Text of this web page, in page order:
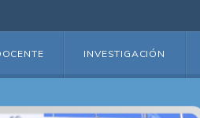
INVESTIGACIÓN